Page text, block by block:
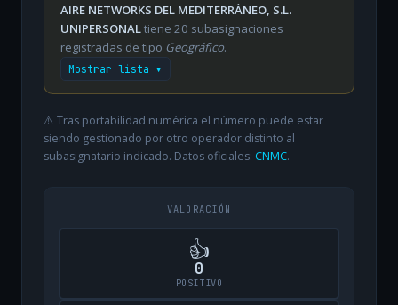
AIRE NETWORKS DEL MEDITERRÁNEO, S.L.
UNIPERSONALtiene 20 subasignaciones
registradas de tipo Geográfico.
Mostrar lista ▾
⚠️ Tras portabilidad numérica el número puede estar
siendo gestionado por otro operador distinto al
subasignatario indicado. Datos oficiales: CNMC.
VALORACIÓN
👍
0
POSITIVO